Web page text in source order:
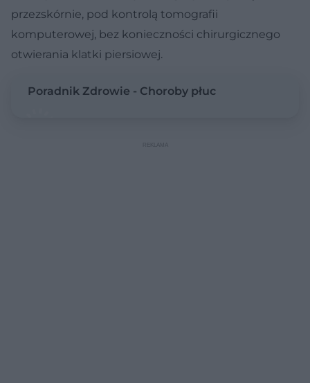
przezskórnie, pod kontrolą tomografii
komputerowej, bez konieczności chirurgicznego
otwierania klatki piersiowej.
Poradnik Zdrowie - Choroby płuc